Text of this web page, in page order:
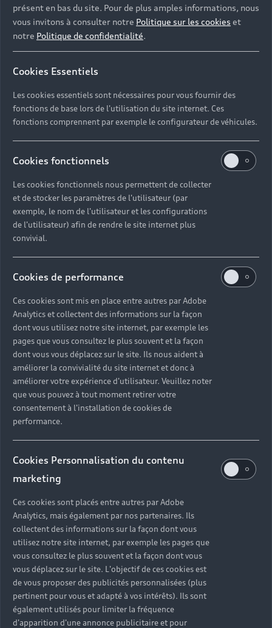
présent en bas du site. Pour de plus amples informations, nous
vous invitons à consulter notre Politique sur les cookies et
notre Politique de confidentialité.
Cookies Essentiels
Les cookies essentiels sont nécessaires pour vous fournir des
fonctions de base lors de l'utilisation du site internet. Ces
fonctions comprennent par exemple le configurateur de véhicules.
Cookies fonctionnels
Les cookies fonctionnels nous permettent de collecter
et de stocker les paramètres de l'utilisateur (par
exemple, le nom de l'utilisateur et les configurations
de l'utilisateur) afin de rendre le site internet plus
convivial.
Cookies de performance
Ces cookies sont mis en place entre autres par Adobe
Analytics et collectent des informations sur la façon
dont vous utilisez notre site internet, par exemple les
pages que vous consultez le plus souvent et la façon
dont vous vous déplacez sur le site. Ils nous aident à
améliorer la convivialité du site internet et donc à
améliorer votre expérience d'utilisateur. Veuillez noter
que vous pouvez à tout moment retirer votre
consentement à l'installation de cookies de
performance.
Cookies Personnalisation du contenu
marketing
Ces cookies sont placés entre autres par Adobe
Analytics, mais également par nos partenaires. Ils
collectent des informations sur la façon dont vous
utilisez notre site internet, par exemple les pages que
vous consultez le plus souvent et la façon dont vous
vous déplacez sur le site. L'objectif de ces cookies est
de vous proposer des publicités personnalisées (plus
pertinent pour vous et adapté à vos intérêts). Ils sont
également utilisés pour limiter la fréquence
d'apparition d'une annonce publicitaire et pour
à partir de 98.470,00 EUR
Comparer
Voir le modèle
Voir les véhicules neufs (88)
Voir les véhicules d'occasion (15)
Consommation électrique combinée
: 18,6–18,0
kWh/100 km
Émissions de CO₂ mixtes : 0 g/km
SQ6 Sportback e-tron
à partir de 100.870,00 EUR TVA incluse.
Comparer